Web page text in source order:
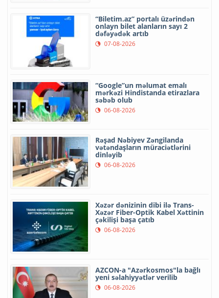
“Biletim.az” portalı üzərindən
onlayn bilet alanların sayı 2
dəfəyədək artıb
07-08-2026
“Google”un məlumat emalı
mərkəzi Hindistanda etirazlara
səbəb olub
06-08-2026
Rəşad Nəbiyev Zəngilanda
vətəndaşların müraciətlərini
dinləyib
06-08-2026
Xəzər dənizinin dibi ilə Trans-
Xəzər Fiber-Optik Kabel Xəttinin
çəkilişi başa çatıb
06-08-2026
AZCON-a "Azərkosmos"la bağlı
yeni səlahiyyətlər verilib
06-08-2026